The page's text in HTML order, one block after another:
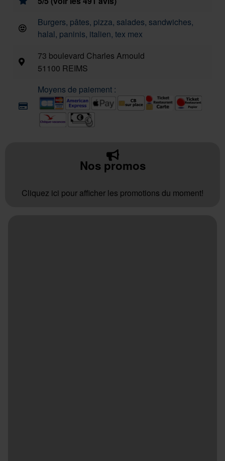
Burgers, pâtes, pizza, salades, sandwiches,
halal, paninis, italien, tex mex
73 boulevard Charles Arnould
51100 REIMS
Moyens de paiement :
Nos promos
Cliquez ici pour afficher les promotions du moment!